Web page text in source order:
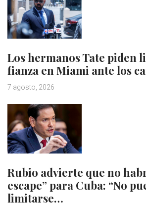
Los hermanos Tate piden
fianza en Miami ante los
7 agosto, 2026
Rubio advierte que no
escape” para Cuba: “No
limitarse…